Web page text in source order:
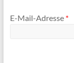
E-Mail-Adresse *